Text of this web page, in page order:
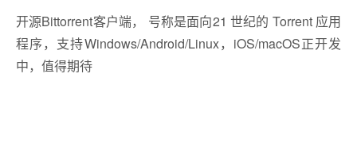
开源Bittorrent客户端， 号称是面向21 世纪的 Torrent 应用
程序，支持Windows/Android/Linux，iOS/macOS正开发
中，值得期待